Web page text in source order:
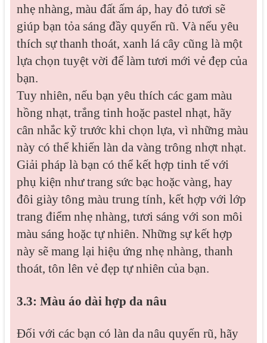
nhẹ nhàng, màu đất ấm áp, hay đỏ tươi sẽ
giúp bạn tỏa sáng đầy quyến rũ. Và nếu yêu
thích sự thanh thoát, xanh lá cây cũng là một
lựa chọn tuyệt vời để làm tươi mới vẻ đẹp của
bạn.
Tuy nhiên, nếu bạn yêu thích các gam màu
hồng nhạt, trắng tinh hoặc pastel nhạt, hãy
cân nhắc kỹ trước khi chọn lựa, vì những màu
này có thể khiến làn da vàng trông nhợt nhạt.
Giải pháp là bạn có thể kết hợp tinh tế với
phụ kiện như trang sức bạc hoặc vàng, hay
đôi giày tông màu trung tính, kết hợp với lớp
trang điểm nhẹ nhàng, tươi sáng với son môi
màu sáng hoặc tự nhiên. Những sự kết hợp
này sẽ mang lại hiệu ứng nhẹ nhàng, thanh
thoát, tôn lên vẻ đẹp tự nhiên của bạn.
3.3: Màu áo dài hợp da nâu
Đối với các bạn có làn da nâu quyến rũ, hãy